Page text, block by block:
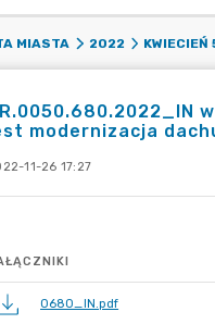
MIASTA 2022
modernizacja
11-26 17:27
0680_IN.pdf